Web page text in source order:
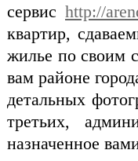
сервис http://
квартир,
жилье по своим
вам районе
детальных
третьих,
назначенное